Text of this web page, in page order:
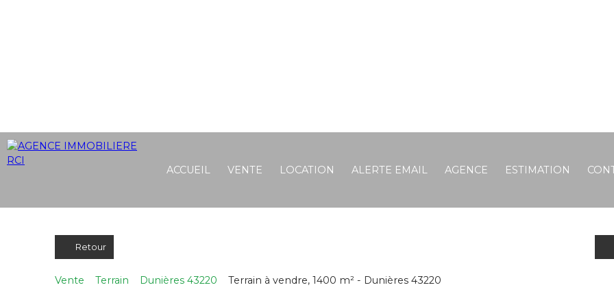
ACCUEIL VENTE LOCATION ALERTE EMAIL AGENCE ESTIMATION
Retour
Vente Terrain Dunières 43220 Terrain à vendre, 1400 m² - Dunières 43220